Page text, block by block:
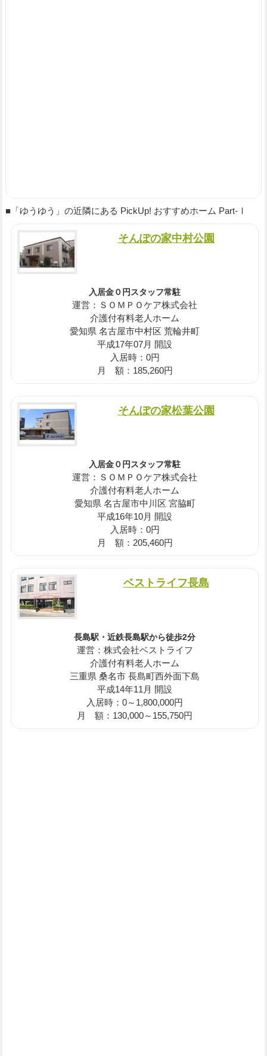
■「ゆうゆう」の近隣にある PickUp! おすすめホーム Part-Ⅰ
そんぽの家中村公園
入居金０円スタッフ常駐
運営：ＳＯＭＰＯケア株式会社
介護付有料老人ホーム
愛知県 名古屋市中村区 荒輪井町
平成17年07月 開設
入居時：0円
月 額：185,260円
そんぽの家松葉公園
入居金０円スタッフ常駐
運営：ＳＯＭＰＯケア株式会社
介護付有料老人ホーム
愛知県 名古屋市中川区 宮脇町
平成16年10月 開設
入居時：0円
月 額：205,460円
ベストライフ長島
長島駅・近鉄長島駅から徒歩2分
運営：株式会社ベストライフ
介護付有料老人ホーム
三重県 桑名市 長島町西外面下島
平成14年11月 開設
入居時：0～1,800,000円
月 額：130,000～155,750円